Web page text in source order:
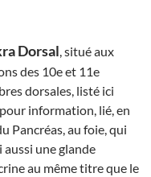
Dorsal, situé aux
des 10e et 11e
dorsales, listé ici
information, lié, en
Pancréas, au foie, qui
aussi une glande
au même titre que le